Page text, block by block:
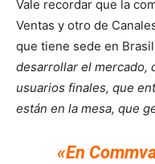
Vale recordar que la
Ventas y otro de
que tiene sede en
desarrollar el mercado,
usuarios finales, que
están en la mesa, que
«En